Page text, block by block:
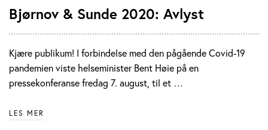
Bjørnov & Sunde 2020: Avlyst
Kjære publikum! I forbindelse med den pågående Covid-19
pandemien viste helseminister Bent Høie på en
pressekonferanse fredag 7. august, til et …
LES MER